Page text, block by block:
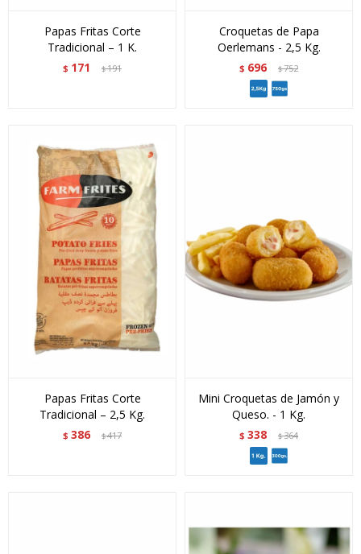
Papas Fritas Corte
Tradicional – 1 K.
$ 171 $191
Croquetas de Papa
Oerlemans - 2,5 Kg.
$ 696 $752
Papas Fritas Corte
Tradicional – 2,5 Kg.
$ 386 $417
Mini Croquetas de Jamón y
Queso. - 1 Kg.
$ 338 $364